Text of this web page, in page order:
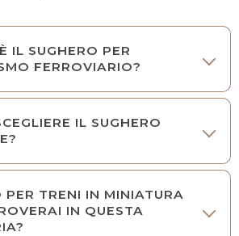
IL SUGHERO PER
FERROVIARIO?
IL SUGHERO
PER TRENI IN MINIATURA
IN QUESTA